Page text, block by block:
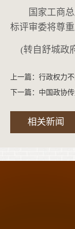
国家工商总局
标评审委将尊
(转自舒城政
上一篇： 行政权力
下一篇： 中国政协
相关新闻